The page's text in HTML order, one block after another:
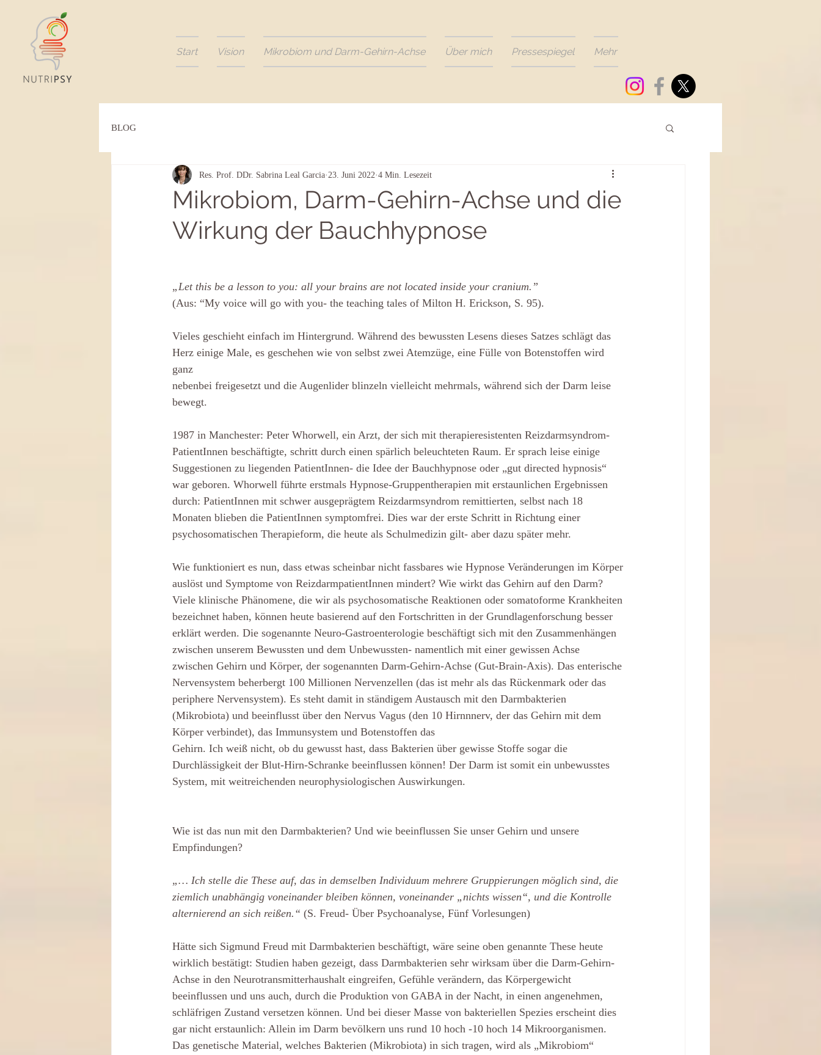
Start Vision Mikrobiom und Darm-Gehirn-Achse Über mich Pressespiegel Mehr
BLOG
Mikrobiom, Darm-Gehirn-Achse und die
Wirkung der Bauchhypnose
Res. Prof. DDr. Sabrina Leal Garcia 23. Juni 2022 4 Min. Lesezeit
„Let this be a lesson to you: all your brains are not located inside your cranium.”
(Aus: “My voice will go with you- the teaching tales of Milton H. Erickson, S. 95).
Vieles geschieht einfach im Hintergrund. Während des bewussten Lesens dieses Satzes schlägt das
Herz einige Male, es geschehen wie von selbst zwei Atemzüge, eine Fülle von Botenstoffen wird
ganz
nebenbei freigesetzt und die Augenlider blinzeln vielleicht mehrmals, während sich der Darm leise
bewegt.
1987 in Manchester: Peter Whorwell, ein Arzt, der sich mit therapieresistenten Reizdarmsyndrom-
PatientInnen beschäftigte, schritt durch einen spärlich beleuchteten Raum. Er sprach leise einige
Suggestionen zu liegenden PatientInnen- die Idee der Bauchhypnose oder „gut directed hypnosis“
war geboren. Whorwell führte erstmals Hypnose-Gruppentherapien mit erstaunlichen Ergebnissen
durch: PatientInnen mit schwer ausgeprägtem Reizdarmsyndrom remittierten, selbst nach 18
Monaten blieben die PatientInnen symptomfrei. Dies war der erste Schritt in Richtung einer
psychosomatischen Therapieform, die heute als Schulmedizin gilt- aber dazu später mehr.
Wie funktioniert es nun, dass etwas scheinbar nicht fassbares wie Hypnose Veränderungen im Körper
auslöst und Symptome von ReizdarmpatientInnen mindert? Wie wirkt das Gehirn auf den Darm?
Viele klinische Phänomene, die wir als psychosomatische Reaktionen oder somatoforme Krankheiten
bezeichnet haben, können heute basierend auf den Fortschritten in der Grundlagenforschung besser
erklärt werden. Die sogenannte Neuro-Gastroenterologie beschäftigt sich mit den Zusammenhängen
zwischen unserem Bewussten und dem Unbewussten- namentlich mit einer gewissen Achse
zwischen Gehirn und Körper, der sogenannten Darm-Gehirn-Achse (Gut-Brain-Axis). Das enterische
Nervensystem beherbergt 100 Millionen Nervenzellen (das ist mehr als das Rückenmark oder das
periphere Nervensystem). Es steht damit in ständigem Austausch mit den Darmbakterien
(Mikrobiota) und beeinflusst über den Nervus Vagus (den 10 Hirnnnerv, der das Gehirn mit dem
Körper verbindet), das Immunsystem und Botenstoffen das
Gehirn. Ich weiß nicht, ob du gewusst hast, dass Bakterien über gewisse Stoffe sogar die
Durchlässigkeit der Blut-Hirn-Schranke beeinflussen können! Der Darm ist somit ein unbewusstes
System, mit weitreichenden neurophysiologischen Auswirkungen.
Wie ist das nun mit den Darmbakterien? Und wie beeinflussen Sie unser Gehirn und unsere
Empfindungen?
„… Ich stelle die These auf, das in demselben Individuum mehrere Gruppierungen möglich sind, die
ziemlich unabhängig voneinander bleiben können, voneinander „nichts wissen“, und die Kontrolle
alternierend an sich reißen.“ (S. Freud- Über Psychoanalyse, Fünf Vorlesungen)
Hätte sich Sigmund Freud mit Darmbakterien beschäftigt, wäre seine oben genannte These heute
wirklich bestätigt: Studien haben gezeigt, dass Darmbakterien sehr wirksam über die Darm-Gehirn-
Achse in den Neurotransmitterhaushalt eingreifen, Gefühle verändern, das Körpergewicht
beeinflussen und uns auch, durch die Produktion von GABA in der Nacht, in einen angenehmen,
schläfrigen Zustand versetzen können. Und bei dieser Masse von bakteriellen Spezies erscheint dies
gar nicht erstaunlich: Allein im Darm bevölkern uns rund 10 hoch -10 hoch 14 Mikroorganismen.
Das genetische Material, welches Bakterien (Mikrobiota) in sich tragen, wird als „Mikrobiom“